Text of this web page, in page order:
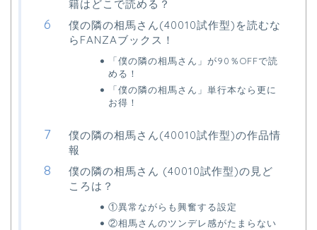
籍はどこで読める？
僕の隣の相馬さん(40010試作型)を読むな
らFANZAブックス！
「僕の隣の相馬さん」が90％OFFで読
める！
「僕の隣の相馬さん」単行本なら更に
お得！
僕の隣の相馬さん(40010試作型)の作品情
報
僕の隣の相馬さん (40010試作型)の見ど
ころは？
①異常ながらも興奮する設定
②相馬さんのツンデレ感がたまらない